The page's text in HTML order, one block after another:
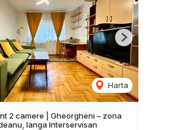
Harta
Next
2 camere | Gheorgheni – zona
langa Interservisan